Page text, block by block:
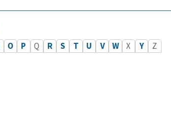
O P Q R S T U V W X Y Z